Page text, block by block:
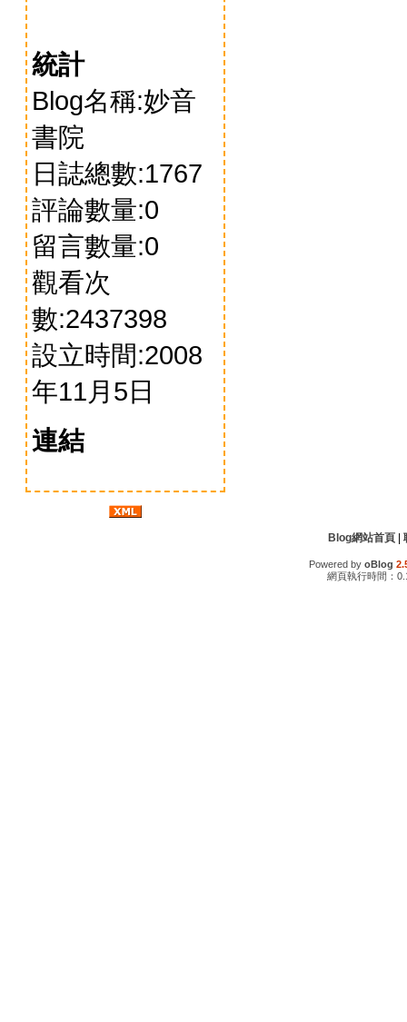
統計
Blog名稱:妙音
書院
日誌總數:1767
評論數量:0
留言數量:0
觀看次
數:2437398
設立時間:2008
年11月5日
連結
Blog網站首頁|
Powered by oBlog
網頁執行時間：